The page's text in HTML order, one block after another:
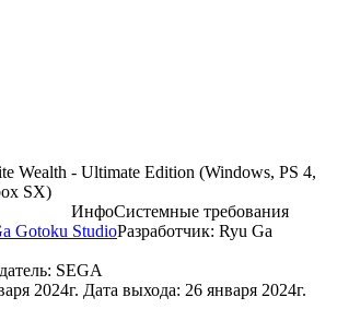
Wealth - Ultimate Edition (Windows, PS 4,
SX)
ИнфоСистемные требования
Gotoku StudioРазработчик: Ryu Ga
SEGA
2024г. Дата выхода: 26 января 2024г.